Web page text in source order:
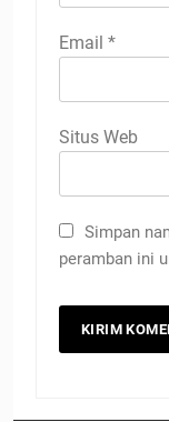
Email *
Situs Web
Simpan
peramban ini